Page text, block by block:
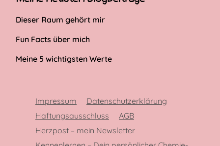
Dieser Raum gehört mir
Fun Facts über mich
Meine 5 wichtigsten Werte
Impressum
Datenschutzerklärung
Haftungsausschluss
AGB
Herzpost – mein Newsletter